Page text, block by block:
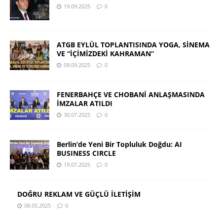
19.09.2025 0
ATGB EYLÜL TOPLANTISINDA YOGA, SİNEMA
VE “İÇİMİZDEKİ KAHRAMAN”
09.09.2025 0
FENERBAHÇE VE CHOBANİ ANLAŞMASINDA
İMZALAR ATILDI
30.07.2025 0
Berlin’de Yeni Bir Topluluk Doğdu: AI
BUSINESS CIRCLE
19.07.2025 0
DOĞRU REKLAM VE GÜÇLÜ İLETİŞİM
08.05.2025 0